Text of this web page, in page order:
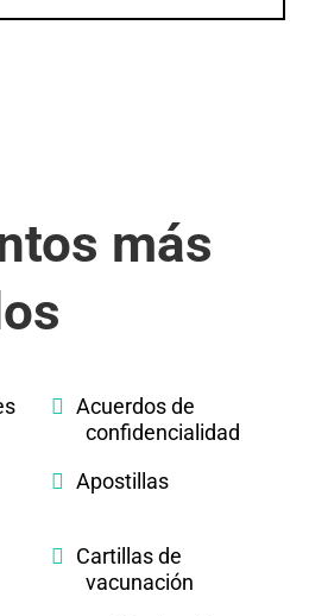
más
Acuerdos de
confidencialidad
Apostillas
Cartillas de
vacunación